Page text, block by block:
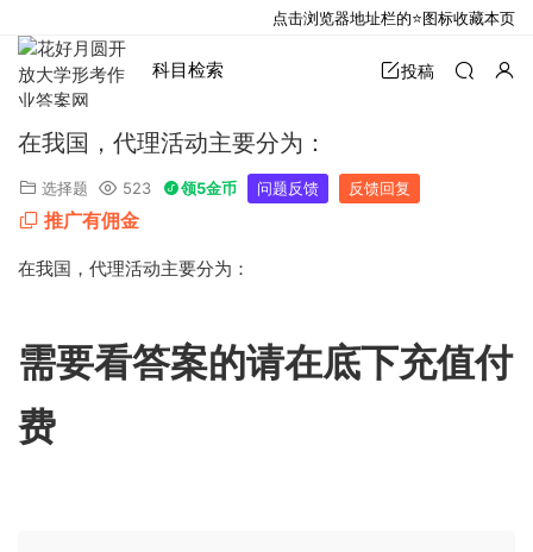
科目检索 投稿
在我国，代理活动主要分为：
选择题 523 领5金币 问题反馈 反馈回复
推广有佣金
在我国，代理活动主要分为：
需要看答案的请在底下充值付
费
点击浏览器地址栏的⭐图标收藏本页